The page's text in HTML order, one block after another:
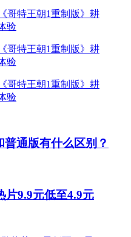
通版有什么区别？
9.9元低至4.9元